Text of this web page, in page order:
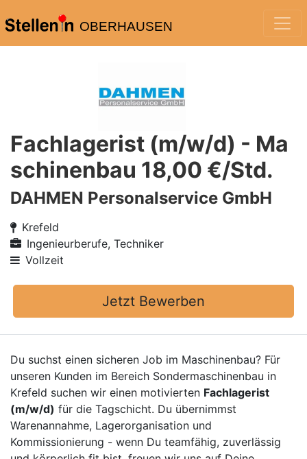
OBERHAUSEN
Fachlagerist (m/w/d) - Ma
schinenbau 18,00 €/Std.
DAHMEN Personalservice GmbH
Krefeld
Ingenieurberufe, Techniker
Vollzeit
Jetzt Bewerben
Du suchst einen sicheren Job im Maschinenbau? Für
unseren Kunden im Bereich Sondermaschinenbau in
Krefeld suchen wir einen motivierten Fachlagerist
(m/w/d) für die Tagschicht. Du übernimmst
Warenannahme, Lagerorganisation und
Kommissionierung - wenn Du teamfähig, zuverlässig